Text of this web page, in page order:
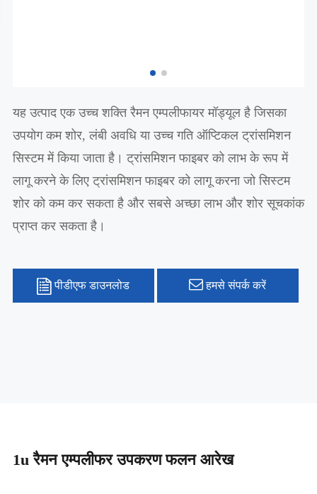
यह उत्पाद एक उच्च शक्ति रैमन एम्पलीफायर मॉड्यूल है जिसका
उपयोग कम शोर, लंबी अवधि या उच्च गति ऑप्टिकल ट्रांसमिशन
सिस्टम में किया जाता है। ट्रांसमिशन फाइबर को लाभ के रूप में
लागू करने के लिए ट्रांसमिशन फाइबर को लागू करना जो सिस्टम
शोर को कम कर सकता है और सबसे अच्छा लाभ और शोर सूचकांक
प्राप्त कर सकता है।
पीडीएफ डाउनलोड हमसे संपर्क करें
1u रैमन एम्पलीफर उपकरण फलन आरेख